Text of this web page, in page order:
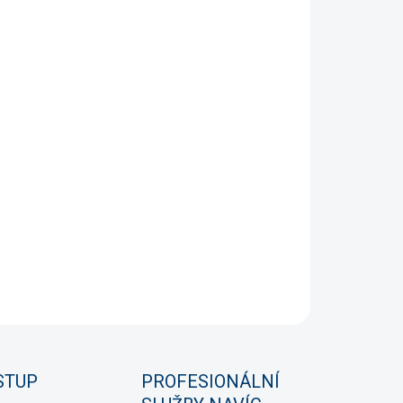
INFORMACE
PROFESIONÁLNÍ